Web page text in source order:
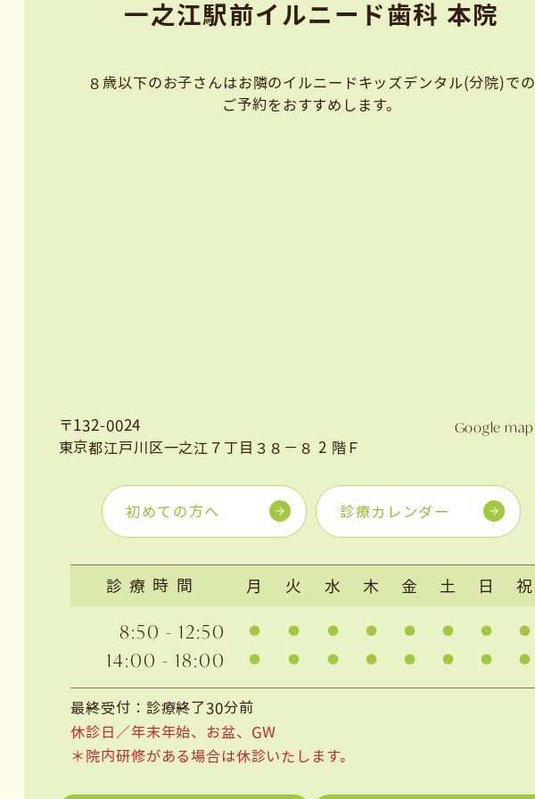
⼀之江駅前イルニード⻭科 本院
８歳以下のお子さんはお隣のイルニードキッズデンタル(分院)での
ご予約をおすすめします。
〒132-0024
東京都江戸川区一之江７丁目３８−８ 2 階Ｆ
Google map
初めての方へ 診療カレンダー
診療時間 月 火 水 木 金 土 日 祝
8:50 - 12:50
14:00 - 18:00
最終受付：診療終了30分前
休診日／年末年始、お盆、GW
＊院内研修がある場合は休診いたします。